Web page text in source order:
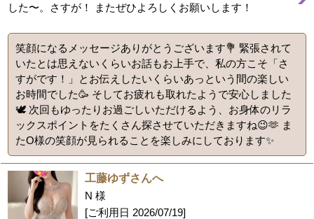
した〜。さすが！ またぜひよろしくお願いします！
笑顔になるメッセージありがとうございます💐 緊張されて
いたとは思えないくらいお話もお上手で、私の方こそ「さ
すがです！」とお伝えしたいくらいあっという間の楽しい
お時間でした🥳 そしてお疲れも取れたようで安心しました
🕊️ 次回もゆったりお過ごしいただけるよう、お身体のリラ
ックスポイントをたくさん探させていただきますね😉🫶 ま
たO様の笑顔が見られることを楽しみにしております✨
工藤ゆずさんへ
N 様
[ご利用日 2026/07/19]